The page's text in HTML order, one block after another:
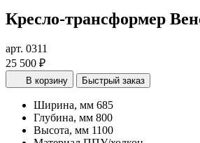
Кресло-трансформер
арт. 0311
25 500 ₽
В корзину Быстрый заказ
Ширина, мм 685
Глубина, мм 800
Высота, мм 1100